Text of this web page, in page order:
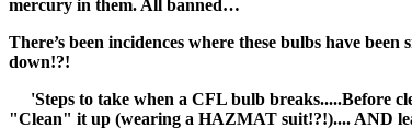
mercury in them. All banned…
There’s been incidences where these bulbs have
down!?!
'Steps to take when a CFL bulb breaks.....Before
"Clean" it up (wearing a HAZMAT suit!?!).... AND